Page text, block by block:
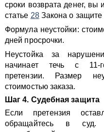
сроки возврата денег, вы
статье 28Закона о защите
Формула неустойки:
дней просрочки.
Неустойка за
начинает течь с 11-
претензии. Размер
стоимостью заказа.
Шаг 4. Судебная защита
Если претензия
обращайтесь в суд.